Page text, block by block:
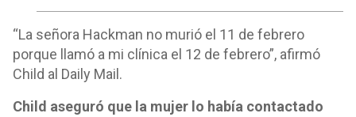
“La señora Hackman no murió el 11 de febrero
porque llamó a mi clínica el 12 de febrero”, afirmó
Child al Daily Mail.
Child aseguró que la mujer lo había contactado